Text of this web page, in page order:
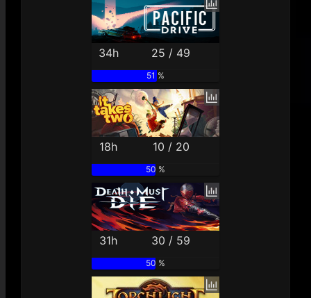
34h 25 / 49
51 %
18h 10 / 20
50 %
31h 30 / 59
50 %